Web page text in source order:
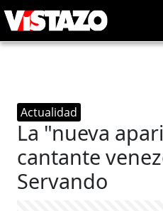
Actualidad
La "nueva
cantante
Servando